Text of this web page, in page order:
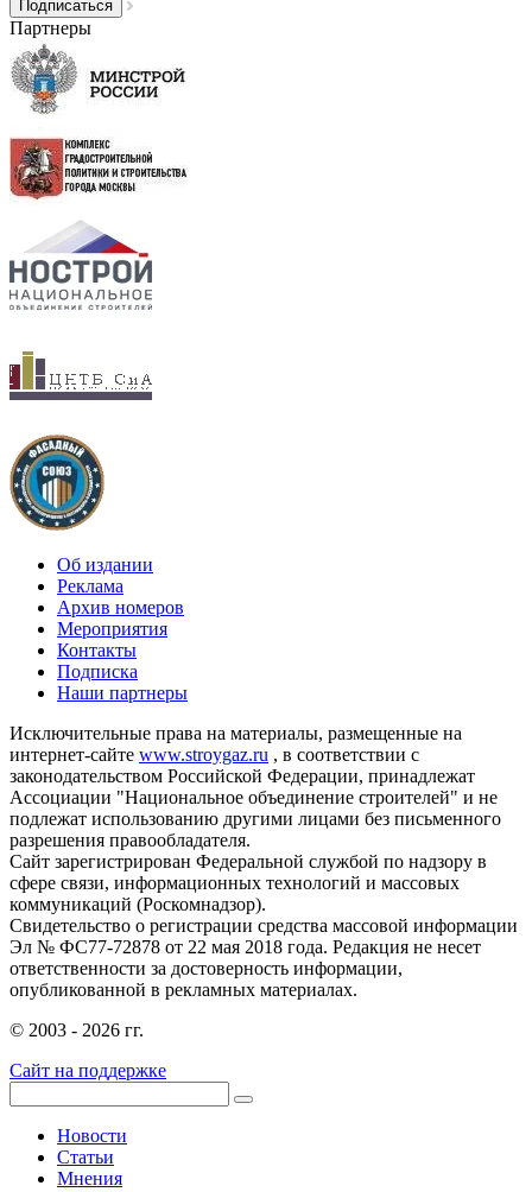
Партнеры
Об издании
Реклама
Архив номеров
Мероприятия
Контакты
Подписка
Наши партнеры
Исключительные права на материалы, размещенные на
интернет-сайте www.stroygaz.ru , в соответствии с
законодательством Российской Федерации, принадлежат
Ассоциации "Национальное объединение строителей" и не
подлежат использованию другими лицами без письменного
разрешения правообладателя.
Сайт зарегистрирован Федеральной службой по надзору в
сфере связи, информационных технологий и массовых
коммуникаций (Роскомнадзор).
Свидетельство о регистрации средства массовой информации
Эл № ФС77-72878 от 22 мая 2018 года. Редакция не несет
ответственности за достоверность информации,
опубликованной в рекламных материалах.
© 2003 - 2026 гг.
Сайт на поддержке
Новости
Статьи
Мнения